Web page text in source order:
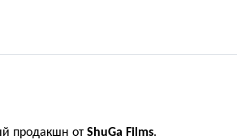
продакшн от ShuGa Films.